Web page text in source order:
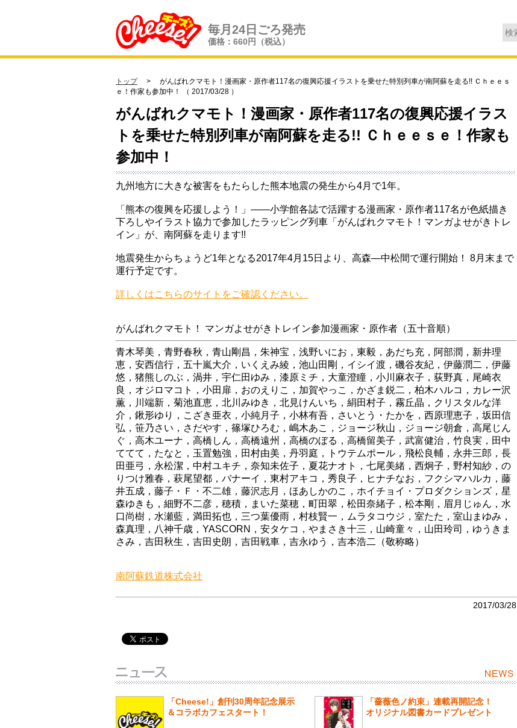
毎月24日ごろ発売
価格：660円（税込）
トップ> がんばれクマモト！漫画家・原作者117名の復興応援イラストを乗せた特別列車が南阿蘇を走る!! Ｃｈｅｅｓ
ｅ！作家も参加中！ （ 2017/03/28 ）
がんばれクマモト！漫画家・原作者117名の復興応援イラス
トを乗せた特別列車が南阿蘇を走る!! Ｃｈｅｅｓｅ！作家も
参加中！
九州地方に大きな被害をもたらした熊本地震の発生から4月で1年。
「熊本の復興を応援しよう！」――小学館各誌で活躍する漫画家・原作者117名が色紙描き
下ろしやイラスト協力で参加したラッピング列車「がんばれクマモト！マンガよせがきトレ
イン」が、南阿蘇を走ります!!
地震発生からちょうど1年となる2017年4月15日より、高森―中松間で運行開始！ 8月末まで
運行予定です。
詳しくはこちらのサイトをご確認ください。
がんばれクマモト！ マンガよせがきトレイン参加漫画家・原作者（五十音順）
青木琴美，青野春秋，青山剛昌，朱神宝，浅野いにお，東毅，あだち充，阿部潤，新井理
恵，安西信行，五十嵐大介，いくえみ綾，池山田剛，イシイ渡，磯谷友紀，伊藤潤二，伊藤
悠，猪熊しのぶ，渦井，宇仁田ゆみ，漆原ミチ，大童澄瞳，小川麻衣子，荻野真，尾崎衣
良，オジロマコト，小田扉，おのえりこ，加賀やっこ，かざま鋭二，柏木ハルコ，カレー沢
薫，川端新，菊池直恵，北川みゆき，北見けんいち，絹田村子，霧丘晶，クリスタルな洋
介，鍬形ゆり，こざき亜衣，小純月子，小林有吾，さいとう・たかを，西原理恵子，坂田信
弘，笹乃さい，さだやす，篠塚ひろむ，嶋木あこ，ジョージ秋山，ジョージ朝倉，高尾じん
ぐ，高木ユーナ，高橋しん，高橋遠州，高橋のぼる，高橋留美子，武富健治，竹良実，田中
ててて，たなと，玉置勉強，田村由美，丹羽庭，トウテムポール，飛松良輔，永井三郎，長
田亜弓，永松潔，中村ユキチ，奈知未佐子，夏花ナオト，七尾美緒，西炯子，野村知紗，の
りつけ雅春，萩尾望都，バナーイ，東村アキコ，秀良子，ヒナチなお，フクシマハルカ，藤
井五成，藤子・Ｆ・不二雄，藤沢志月，ほあしかのこ，ホイチョイ・プロダクションズ，星
森ゆきも，細野不二彦，穂積，まいた菜穂，町田翠，松田奈緒子，松本剛，眉月じゅん，水
口尚樹，水瀬藍，満田拓也，三つ葉優雨，村枝賢一，ムラタコウジ，室たた，室山まゆみ，
森真理，八神千歳，YASCORN，安タケコ，やまさき十三，山崎童々，山田玲司，ゆうきま
さみ，吉田秋生，吉田史朗，吉田戦車，吉永ゆう，吉本浩二（敬称略）
南阿蘇鉄道株式会社
2017/03/28
「Cheese!」創刊30周年記念展示
＆コラボカフェスタート！
「薔薇色ノ約束」連載再開記念！
オリジナル図書カードプレゼント